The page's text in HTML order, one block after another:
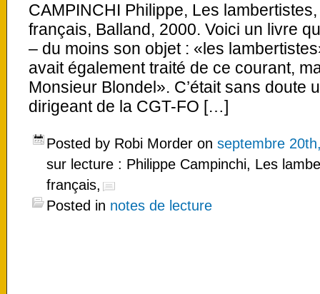
CAMPINCHI Philippe, Les
français, Balland, 2000. Voici un livre
– du moins son objet : «les
avait également traité de ce courant,
Monsieur Blondel». C’était sans doute
dirigeant de la CGT-FO […]
Posted by Robi Morder on septembre
sur lecture : Philippe Campinchi, Les
français,
Posted in notes de lecture